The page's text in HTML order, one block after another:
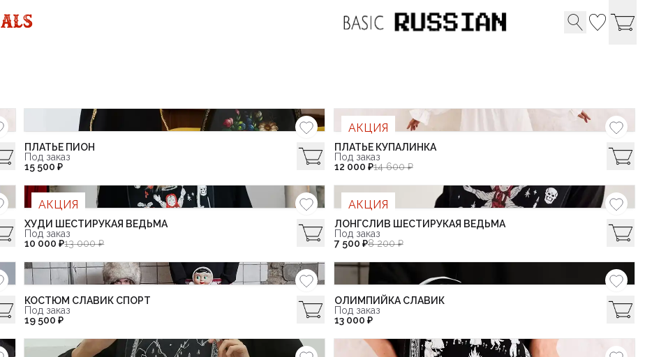
ПЛАТЬЕ ПИОН
Под заказ
15 500 ₽
АКЦИЯ
ПЛАТЬЕ КУПАЛИНКА
Под заказ
12 000 ₽14 600 ₽
АКЦИЯ
ХУДИ ШЕСТИРУКАЯ ВЕДЬМА
Под заказ
10 000 ₽13 000 ₽
АКЦИЯ
ЛОНГСЛИВ ШЕСТИРУКАЯ ВЕДЬМА
Под заказ
7 500 ₽8 200 ₽
КОСТЮМ СЛАВИК СПОРТ
Под заказ
19 500 ₽
ОЛИМПИЙКА СЛАВИК
Под заказ
13 000 ₽